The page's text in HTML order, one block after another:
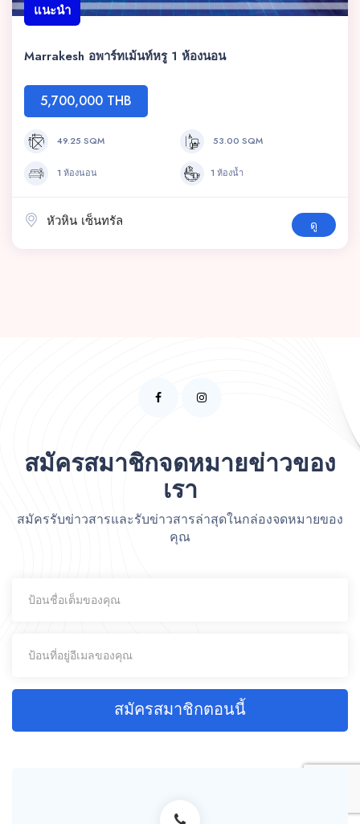
แนะนำ
Marrakesh อพาร์ทเม้นท์หรู 1 ห้องนอน
5,700,000 THB
49.25 SQM 53.00 SQM
1 ห้องนอน 1 ห้องน้ำ
หัวหิน เซ็นทรัล ดู
สมัครสมาชิกจดหมายข่าวของ
เรา
สมัครรับข่าวสารและรับข่าวสารล่าสุดในกล่องจดหมายของ
คุณ
สมัครสมาชิกตอนนี้